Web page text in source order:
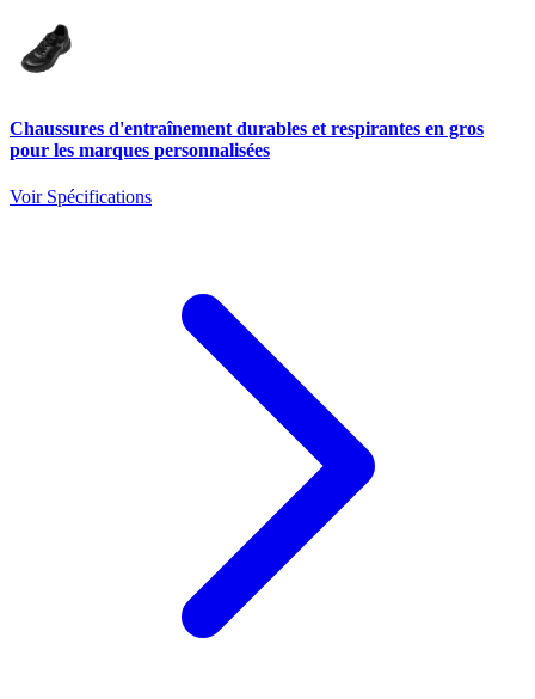
Chaussures d'entraînement durables et respirantes en gros
pour les marques personnalisées
Voir Spécifications